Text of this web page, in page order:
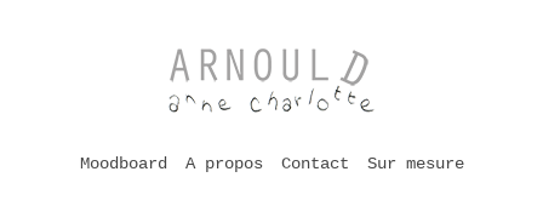
Moodboard A propos Contact Sur mesure